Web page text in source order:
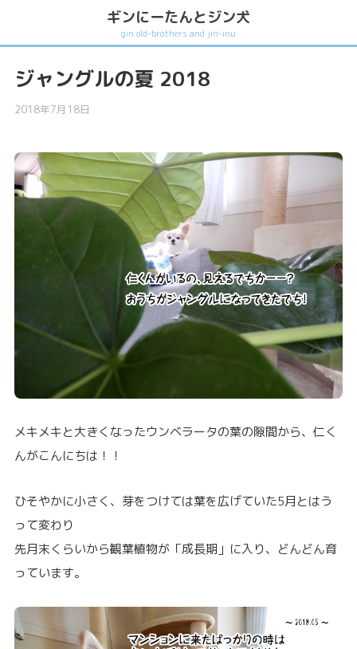
ギンにーたんとジン犬
gin old-brothers and jin-inu
ジャングルの夏 2018
2018年7月18日
メキメキと大きくなったウンベラータの葉の隙間から、仁く
んがこんにちは！！
ひそやかに小さく、芽をつけては葉を広げていた5月とはう
って変わり
先月末くらいから観葉植物が「成長期」に入り、どんどん育
っています。